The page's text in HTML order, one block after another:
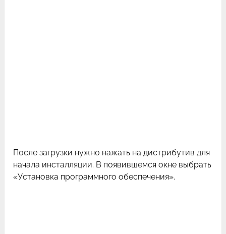
После загрузки нужно нажать на дистрибутив для
начала инсталляции. В появившемся окне выбрать
«Установка программного обеспечения».